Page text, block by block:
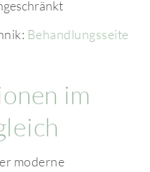
Behandlungsseite
im
moderne